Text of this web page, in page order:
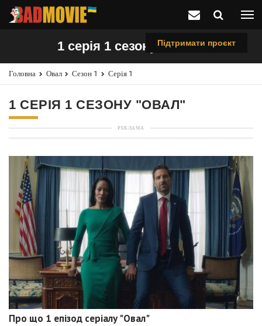
Підтримати проєкт
1 серія 1 сезону "Овал"
Головна Овал Сезон 1 Серія 1
1 СЕРІЯ 1 СЕЗОНУ "ОВАЛ"
РЕКЛАМА
Про що 1 епізод серіалу "Овал"